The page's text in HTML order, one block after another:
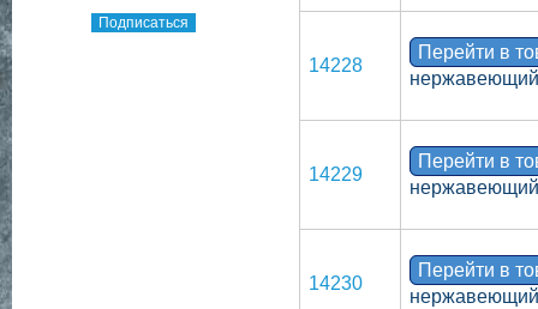
Подписаться
14228
Перейти в
14229
Перейти в
14230
Перейти в